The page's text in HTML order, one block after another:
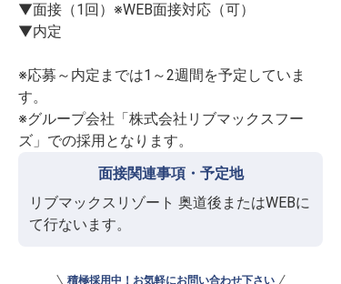
▼面接（1回）※WEB面接対応（可）
▼内定
※応募～内定までは1～2週間を予定していま
す。
※グループ会社「株式会社リブマックスフー
ズ」での採用となります。
面接関連事項・予定地
リブマックスリゾート 奥道後またはWEBに
て行ないます。
積極採用中！お気軽にお問い合わせ下さい